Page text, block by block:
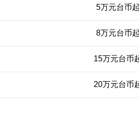
5万元台币起
8万元台币起
15万元台币
20万元台币